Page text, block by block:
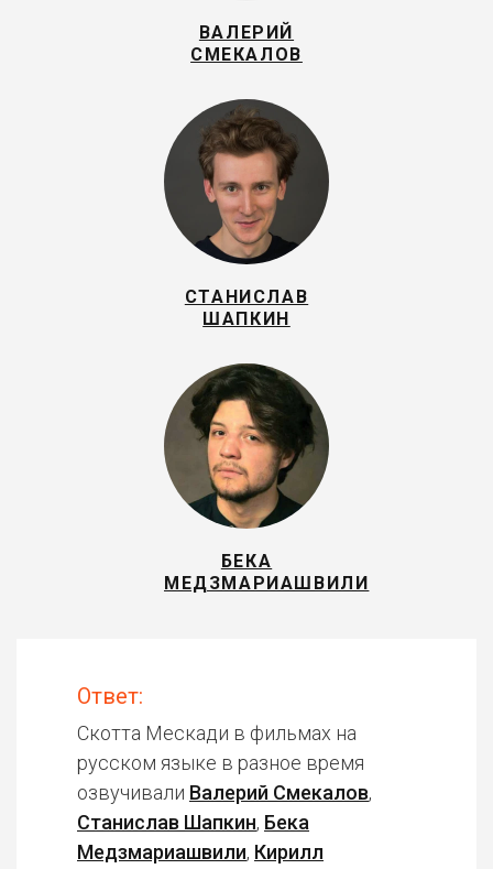
ВАЛЕРИЙ
СМЕКАЛОВ
СТАНИСЛАВ
ШАПКИН
БЕКА
МЕДЗМАРИАШВИЛИ
Ответ:
Скотта Мескади в фильмах на
русском языке в разное время
озвучивали Валерий Смекалов,
Станислав Шапкин, Бека
Медзмариашвили, Кирилл